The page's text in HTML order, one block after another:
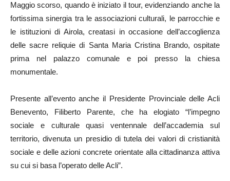
Maggio scorso, quando è iniziato il tour, evidenziando anche la
fortissima sinergia tra le associazioni culturali, le parrocchie e
le istituzioni di Airola, creatasi in occasione dell’accoglienza
delle sacre reliquie di Santa Maria Cristina Brando, ospitate
prima nel palazzo comunale e poi presso la chiesa
monumentale.
Presente all’evento anche il Presidente Provinciale delle Acli
Benevento, Filiberto Parente, che ha elogiato “l’impegno
sociale e culturale quasi ventennale dell’accademia sul
territorio, divenuta un presidio di tutela dei valori di cristianità
sociale e delle azioni concrete orientate alla cittadinanza attiva
su cui si basa l’operato delle Acli”.